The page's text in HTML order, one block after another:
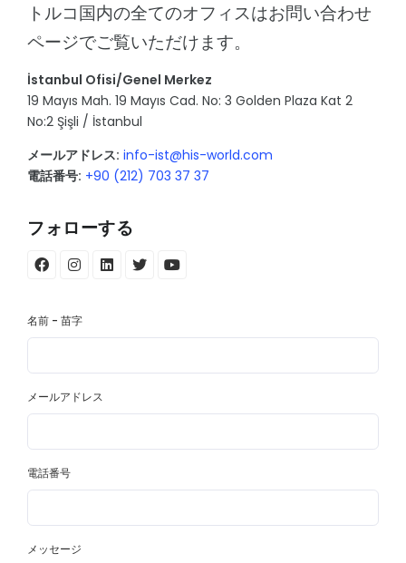
トルコ国内の全てのオフィスはお問い合わせ
ページでご覧いただけます。
İstanbul Ofisi/Genel Merkez
19 Mayıs Mah. 19 Mayıs Cad. No: 3 Golden Plaza Kat 2
No:2 Şişli / İstanbul
メールアドレス: info-ist@his-world.com
電話番号: +90 (212) 703 37 37
フォローする
名前 - 苗字
メールアドレス
電話番号
メッセージ